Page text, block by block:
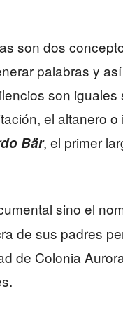
son dos
palabras y
son
el altanero
Bär, el primer
sino el
de sus padres
de Colonia